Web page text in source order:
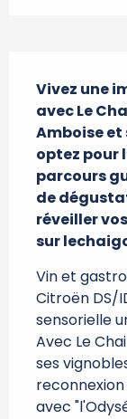
Vivez une
avec Le
Amboise et
optez pour
parcours
de
réveiller
sur
Vin et
Citroën DS/
sensorielle
Avec Le
ses
avec